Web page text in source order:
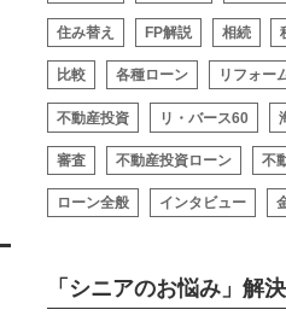
住み替え FP解説 相続
比較 各種ローン リフォー
不動産投資 リ・バース60
審査 不動産投資ローン 不
ローン全般 インタビュー
「シニアのお悩み」解